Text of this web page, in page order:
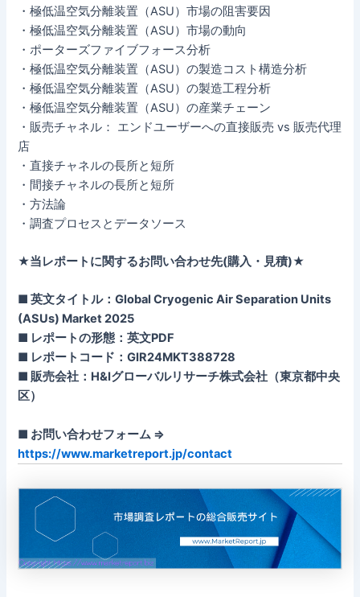
・極低温空気分離装置（ASU）市場の阻害要因
・極低温空気分離装置（ASU）市場の動向
・ポーターズファイブフォース分析
・極低温空気分離装置（ASU）の製造コスト構造分析
・極低温空気分離装置（ASU）の製造工程分析
・極低温空気分離装置（ASU）の産業チェーン
・販売チャネル： エンドユーザーへの直接販売 vs 販売代理
店
・直接チャネルの長所と短所
・間接チャネルの長所と短所
・方法論
・調査プロセスとデータソース
★当レポートに関するお問い合わせ先(購入・見積)★
■ 英文タイトル：Global Cryogenic Air Separation Units
(ASUs) Market 2025
■ レポートの形態：英文PDF
■ レポートコード：GIR24MKT388728
■ 販売会社：H&Iグローバルリサーチ株式会社（東京都中央
区）
■ お問い合わせフォーム ⇒
https://www.marketreport.jp/contact